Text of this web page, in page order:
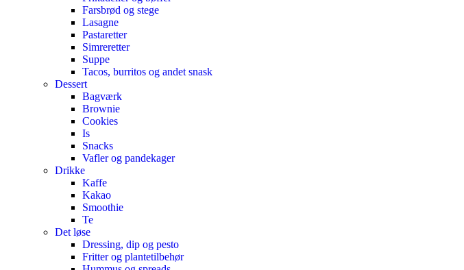
Farsbrød og stege
Lasagne
Pastaretter
Simreretter
Suppe
Tacos, burritos og andet snask
Dessert
Bagværk
Brownie
Cookies
Is
Snacks
Vafler og pandekager
Drikke
Kaffe
Kakao
Smoothie
Te
Det løse
Dressing, dip og pesto
Fritter og plantetilbehør